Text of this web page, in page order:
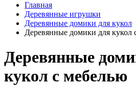
Главная
Деревянные игрушки
Деревянные домики для кукол
Деревянные домики для кукол
Деревянные
кукол с мебелью